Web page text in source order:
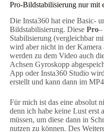
Pro-Bildstabilisierung nur mit
Die Insta360 hat eine Basic-
Bildstabilisierung. Diese Pro–
Stabilisierung (vergleichbar
wird aber nicht in der Kamera
werden zu dem Video auch
Achsen Gyroskopp
App oder Insta360 Studio
erstellt und kann dann im
Für mich ist das eine absolut
denn ich habe keine Lust erst
müssen, um diese dann in
nutzen zu können. Des